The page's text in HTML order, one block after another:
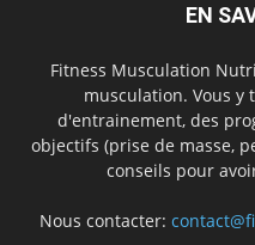
EN
Fitness Musculation
musculation. Vous y
d'entrainement, des
objectifs (prise de masse,
conseils pour
Nous contacter: